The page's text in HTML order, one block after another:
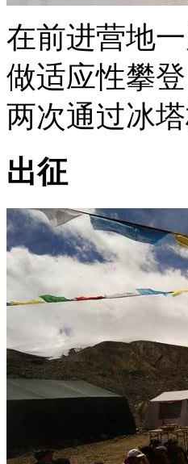
在前进营地
做适应性攀
两次通过冰
出征